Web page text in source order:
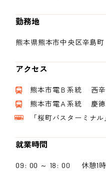
勤務地
熊本県熊本市中央区辛島町
アクセス
熊本市電Ｂ系統 西
熊本市電Ａ系統 慶
「桜町バスターミナ
就業時間
09: 00 ～ 18: 00 休憩1